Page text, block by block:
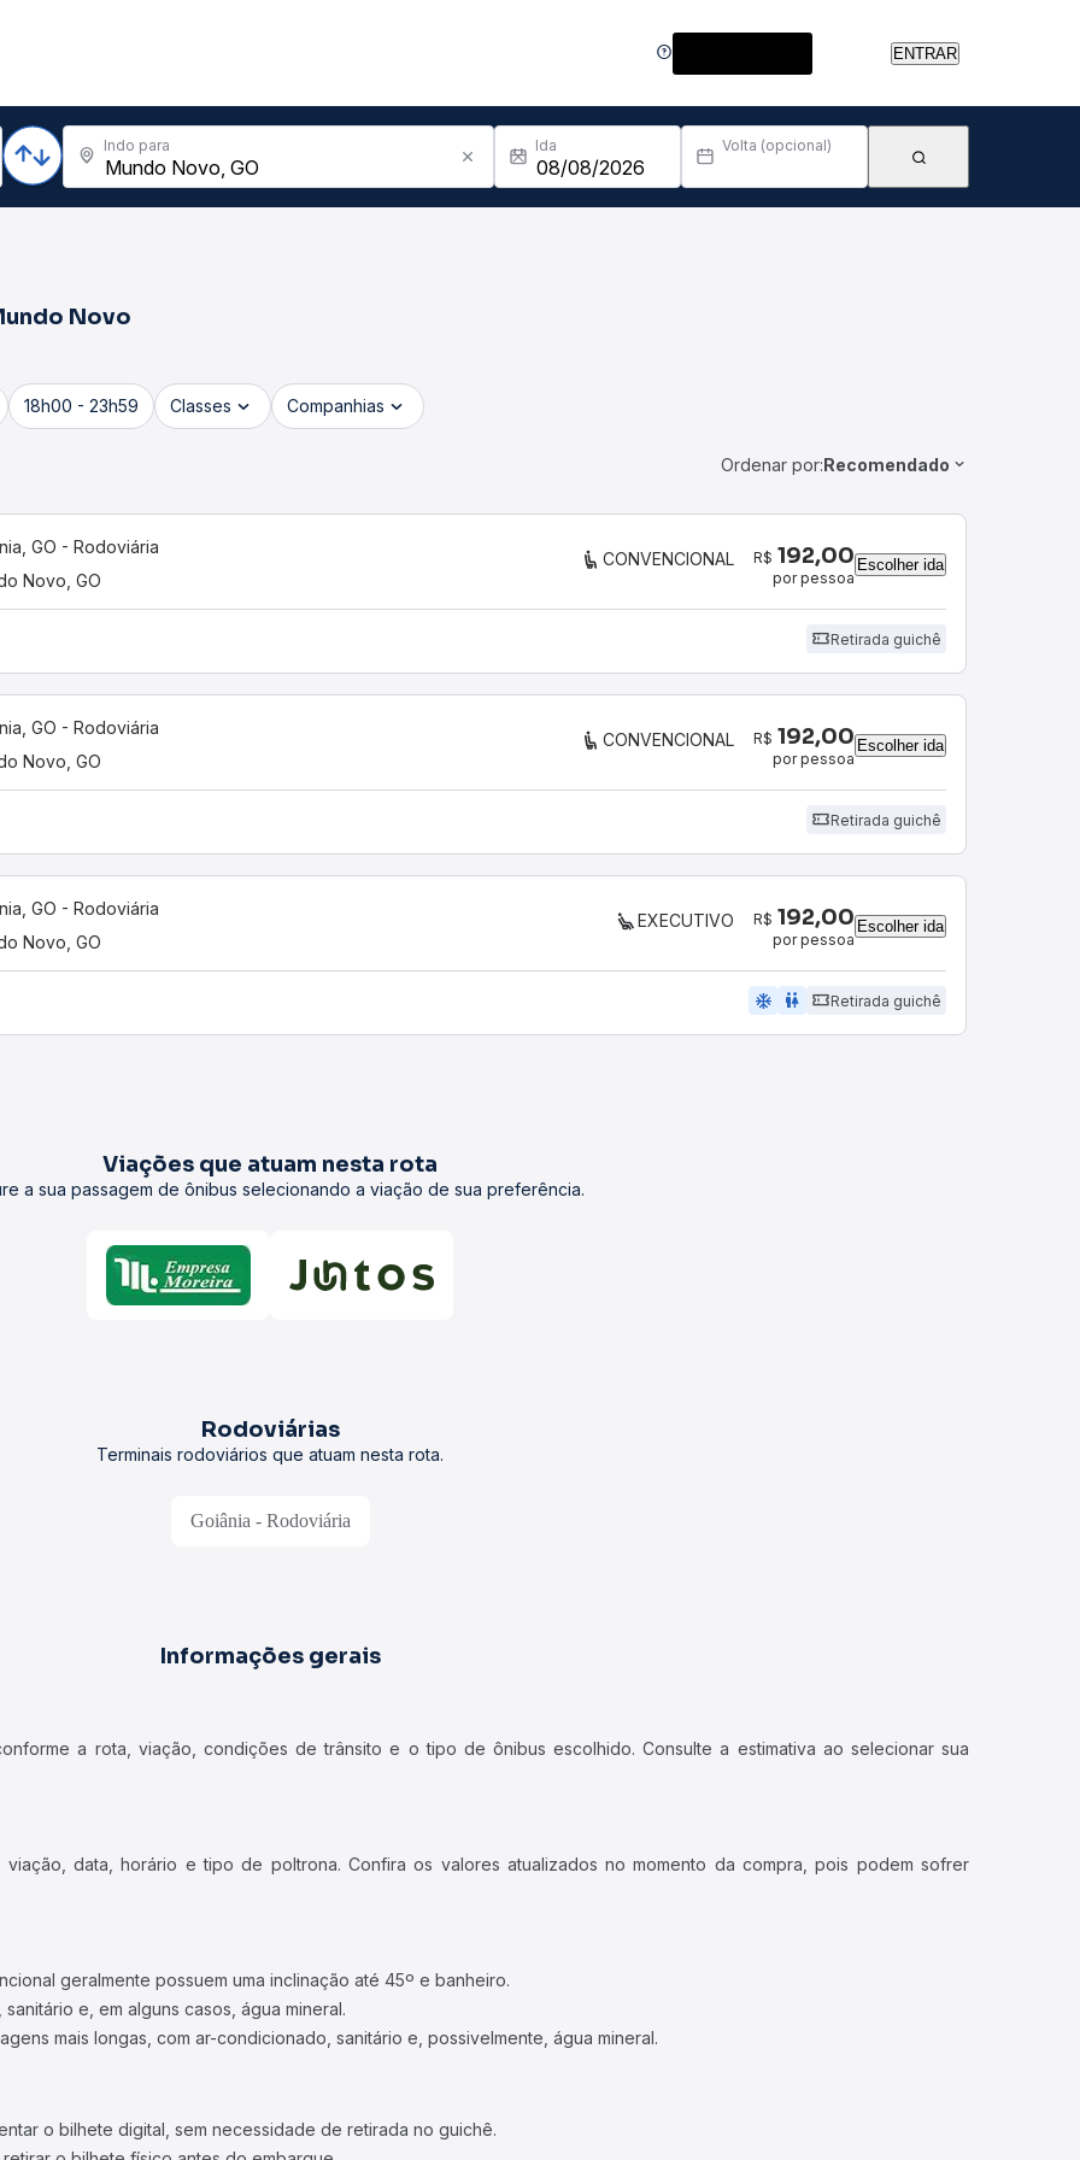
ENTRAR
Indo para Ida Volta (opcional)
Novo
18h00 - 23h59 Classes Companhias
Ordenar por:Recomendado
GO - Rodoviária
Novo, GO
CONVENCIONAL R$ 192,00
por pessoa
Escolher ida
Retirada guichê
GO - Rodoviária
Novo, GO
CONVENCIONAL R$ 192,00
por pessoa
Escolher ida
Retirada guichê
GO - Rodoviária
Novo, GO
EXECUTIVO R$ 192,00
por pessoa
Escolher ida
ac_unit wc Retirada guichê
Viações que atuam nesta rota
a sua passagem de ônibus selecionando a viação de sua preferência.
Rodoviárias
Terminais rodoviários que atuam nesta rota.
Goiânia - Rodoviária
Informações gerais
a rota, viação, condições de trânsito e o tipo de ônibus escolhido. Consulte a estimativa ao selecionar sua
data, horário e tipo de poltrona. Confira os valores atualizados no momento da compra, pois podem sofrer
geralmente possuem uma inclinação até 45º e banheiro.
e, em alguns casos, água mineral.
mais longas, com ar-condicionado, sanitário e, possivelmente, água mineral.
o bilhete digital, sem necessidade de retirada no guichê.